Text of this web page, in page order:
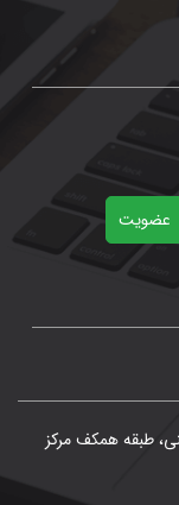
عضویت
طبقه همکف مرکز